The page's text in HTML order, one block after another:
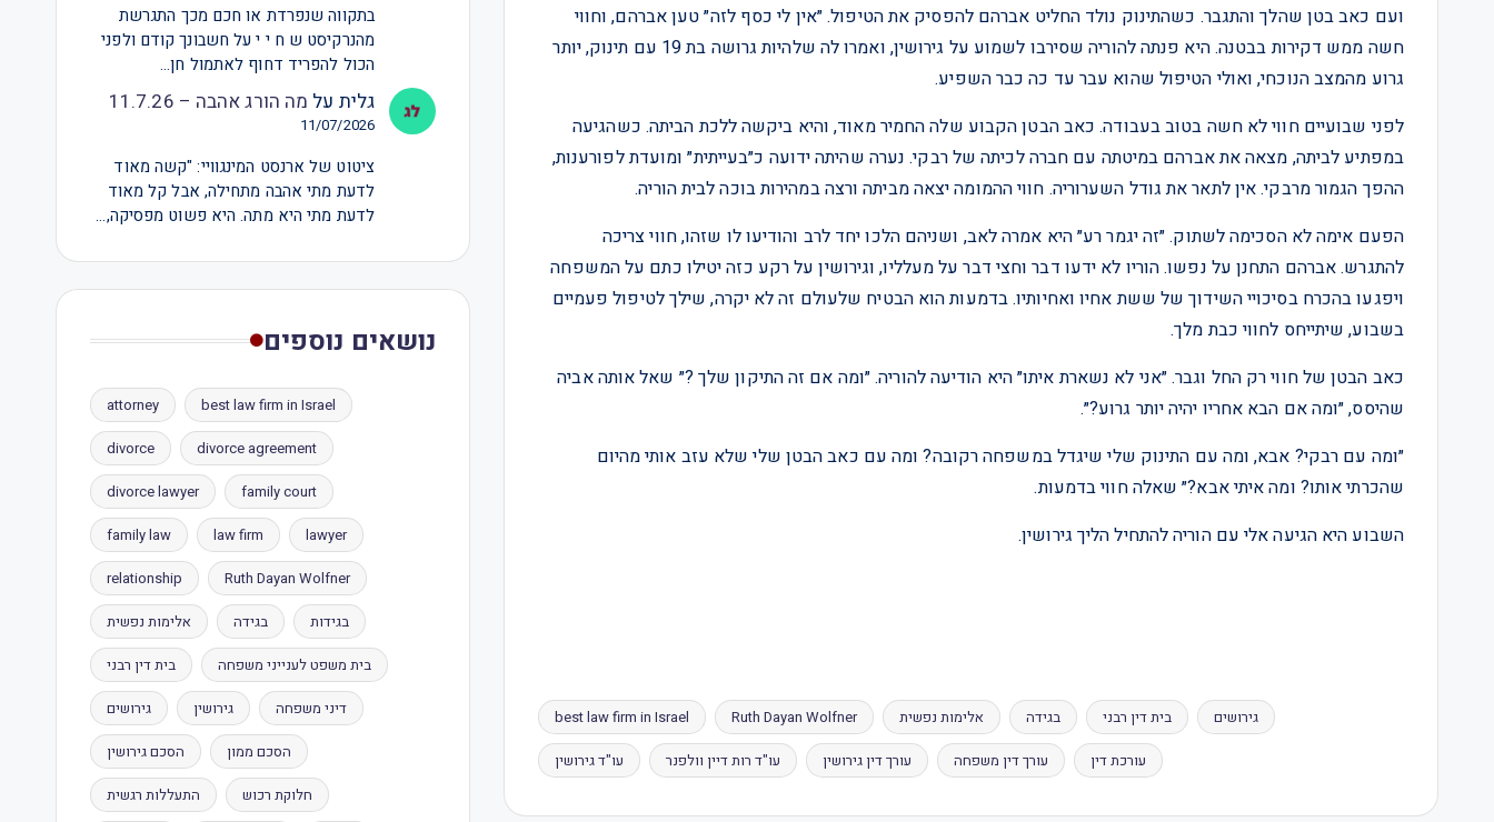
ועם כאב בטן שהלך והתגבר. כשהתינוק נולד החליט אברהם להפסיק את הטיפול. ״אין לי כסף לזה״ טען אברהם, וחווי
חשה ממש דקירות בבטנה. היא פנתה להוריה שסירבו לשמוע על גירושין, ואמרו לה שלהיות גרושה בת 19 עם תינוק, יותר
גרוע מהמצב הנוכחי, ואולי הטיפול שהוא עבר עד כה כבר השפיע.
לפני שבועיים חווי לא חשה בטוב בעבודה. כאב הבטן הקבוע שלה החמיר מאוד, והיא ביקשה ללכת הביתה. כשהגיעה
במפתיע לביתה, מצאה את אברהם במיטתה עם חברה לכיתה של רבקי. נערה שהיתה ידועה כ״בעייתית״ ומועדת לפורענות,
ההפך הגמור מרבקי. אין לתאר את גודל השערוריה. חווי ההמומה יצאה מביתה ורצה במהירות בוכה לבית הוריה.
הפעם אימה לא הסכימה לשתוק. ״זה יגמר רע״ היא אמרה לאב, ושניהם הלכו יחד לרב והודיעו לו שזהו, חווי צריכה
להתגרש. אברהם התחנן על נפשו. הוריו לא ידעו דבר וחצי דבר על מעלליו, וגירושין על רקע כזה יטילו כתם על המשפחה
ויפגעו בהכרח בסיכויי השידוך של ששת אחיו ואחיותיו. בדמעות הוא הבטיח שלעולם זה לא יקרה, שילך לטיפול פעמיים
בשבוע, שיתייחס לחווי כבת מלך.
כאב הבטן של חווי רק החל וגבר. ״אני לא נשארת איתו״ היא הודיעה להוריה. ״ומה אם זה התיקון שלך ?״ שאל אותה אביה
שהיסס, ״ומה אם הבא אחריו יהיה יותר גרוע?״.
״ומה עם רבקי? אבא, ומה עם התינוק שלי שיגדל במשפחה רקובה? ומה עם כאב הבטן שלי שלא עזב אותי מהיום
שהכרתי אותו? ומה איתי אבא?״ שאלה חווי בדמעות.
השבוע היא הגיעה אלי עם הוריה להתחיל הליך גירושין.
best law firm in Israel Ruth Dayan Wolfner אלימות נפשית בגידה בית דין רבני גירושים
עו"ד גירושין עו"ד רות דיין וולפנר עורך דין גירושין עורך דין משפחה עורכת דין
בתקווה שנפרדת או חכם מכך התגרשת
מהנרקיסט ש ח י י על חשבונך קודם ולפני
הכול להפריד דחוף לאתמול חן…
גלית על מה הורג אהבה – 11.7.26
11/07/2026
ציטוט של ארנסט המינגוויי: "קשה מאוד
לדעת מתי אהבה מתחילה, אבל קל מאוד
לדעת מתי היא מתה. היא פשוט מפסיקה,…
נושאים נוספים
attorney best law firm in Israel
divorce divorce agreement
divorce lawyer family court
family law law firm lawyer
relationship Ruth Dayan Wolfner
אלימות נפשית בגידה בגידות
בית דין רבני בית משפט לענייני משפחה
גירושים גירושין דיני משפחה
הסכם גירושין הסכם ממון
התעללות רגשית חלוקת רכוש